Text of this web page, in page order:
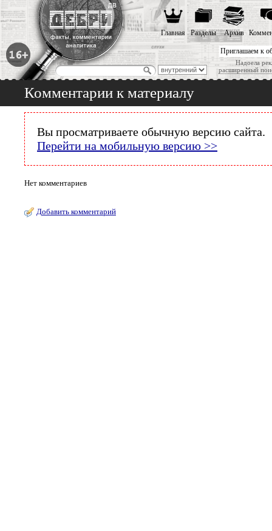
Приглашаем к
Надоела
расширенный
Главная Разделы Архив
Комментарии к материалу
Вы просматриваете обычную версию сайта.
Перейти на мобильную версию >>
Нет комментариев
Добавить комментарий